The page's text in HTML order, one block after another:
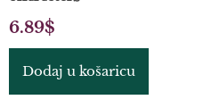
6.89$
Dodaj u košaricu